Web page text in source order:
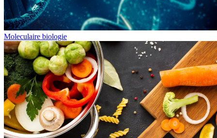
Moleculaire biologie